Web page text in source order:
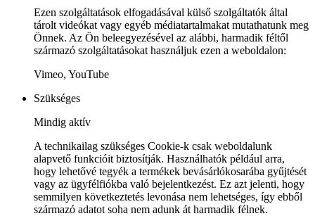
Ezen szolgáltatások elfogadásával külső szolgáltatók által
tárolt videókat vagy egyéb médiatartalmakat mutathatunk meg
Önnek. Az Ön beleegyezésével az alábbi, harmadik féltől
származó szolgáltatásokat használjuk ezen a weboldalon:
Vimeo, YouTube
Szükséges
Mindig aktív
A technikailag szükséges Cookie-k csak weboldalunk
alapvető funkcióit biztosítják. Használhatók például arra,
hogy lehetővé tegyék a termékek bevásárlókosarába gyűjtését
vagy az ügyfélfiókba való bejelentkezést. Ez azt jelenti, hogy
semmilyen következtetés levonása nem lehetséges, így ebből
származó adatot soha nem adunk át harmadik félnek.